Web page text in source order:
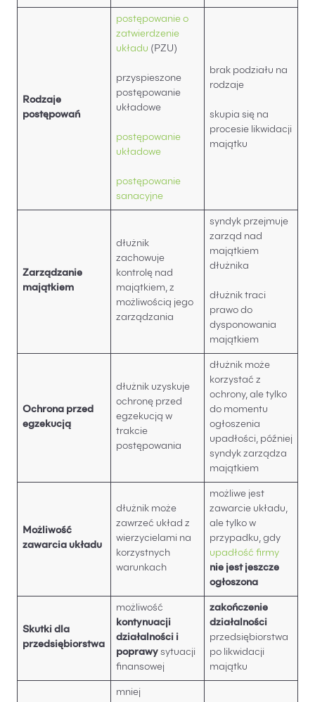
Rodzaje
postępowań
postępowanie o
zatwierdzenie
układu (PZU)
przyspieszone
postępowanie
układowe
postępowanie
układowe
postępowanie
sanacyjne
brak podziału na
rodzaje
skupia się na
procesie likwidacji
majątku
Zarządzanie
majątkiem
dłużnik
zachowuje
kontrolę nad
majątkiem, z
możliwością jego
zarządzania
syndyk przejmuje
zarząd nad
majątkiem
dłużnika
dłużnik traci
prawo do
dysponowania
majątkiem
Ochrona przed
egzekucją
dłużnik uzyskuje
ochronę przed
egzekucją w
trakcie
postępowania
dłużnik może
korzystać z
ochrony, ale tylko
do momentu
ogłoszenia
upadłości, później
syndyk zarządza
majątkiem
Możliwość
zawarcia układu
dłużnik może
zawrzeć układ z
wierzycielami na
korzystnych
warunkach
możliwe jest
zawarcie układu,
ale tylko w
przypadku, gdy
upadłość firmy
nie jest jeszcze
ogłoszona
Skutki dla
przedsiębiorstwa
możliwość
kontynuacji
działalności i
poprawy sytuacji
finansowej
zakończenie
działalności
przedsiębiorstwa
po likwidacji
majątku
mniej